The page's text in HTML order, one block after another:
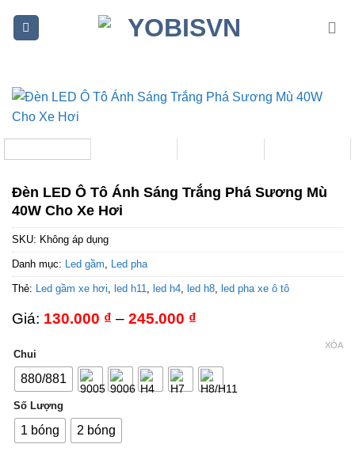
Đèn LED Ô Tô Ánh Sáng Trắng Phá Sương Mù
40W Cho Xe Hơi
SKU: Không áp dụng
Danh mục: Led gầm Led pha
Thẻ: Led gầm xe hơi led h11 led h4 led h8 led pha xe ô tô
Giá: 130.000 ₫ – 245.000 ₫
130.000 ₫
đến
245.000 ₫
Chui
880/881
Số Lượng
1 bóng 2 bóng
XÓA